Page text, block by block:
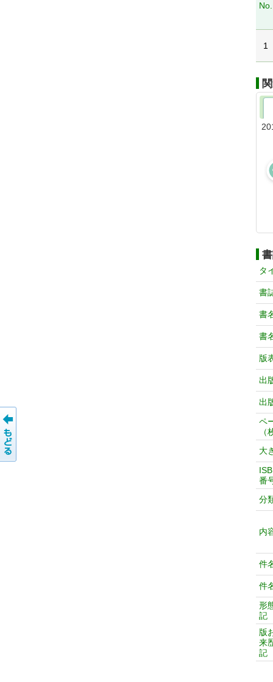
No.
1
タ
書
書
書
版
出
出
（
大
番
分
内
件
件
形
記
版
来
記